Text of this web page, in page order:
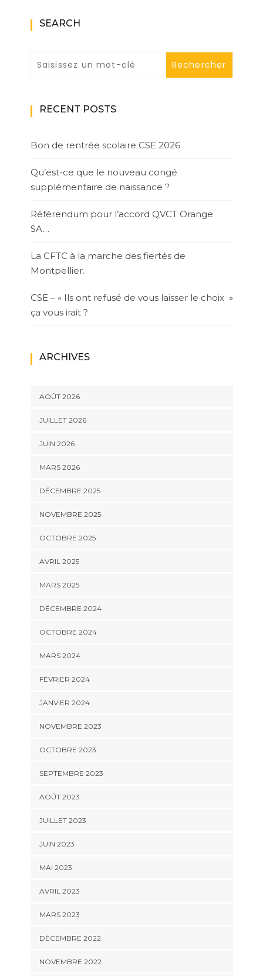
SEARCH
RECENT POSTS
Bon de rentrée scolaire CSE 2026
Qu’est-ce que le nouveau congé
supplémentaire de naissance ?
Référendum pour l’accord QVCT Orange
SA…
La CFTC à la marche des fiertés de
Montpellier.
CSE – « Ils ont refusé de vous laisser le choix »
ça vous irait ?
ARCHIVES
AOÛT 2026
JUILLET 2026
JUIN 2026
MARS 2026
DÉCEMBRE 2025
NOVEMBRE 2025
OCTOBRE 2025
AVRIL 2025
MARS 2025
DÉCEMBRE 2024
OCTOBRE 2024
MARS 2024
FÉVRIER 2024
JANVIER 2024
NOVEMBRE 2023
OCTOBRE 2023
SEPTEMBRE 2023
AOÛT 2023
JUILLET 2023
JUIN 2023
MAI 2023
AVRIL 2023
MARS 2023
DÉCEMBRE 2022
NOVEMBRE 2022